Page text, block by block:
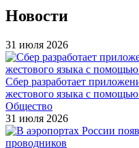
Новости
31 июля 2026
Сбер разработает
жестового языка с
Общество
31 июля 2026